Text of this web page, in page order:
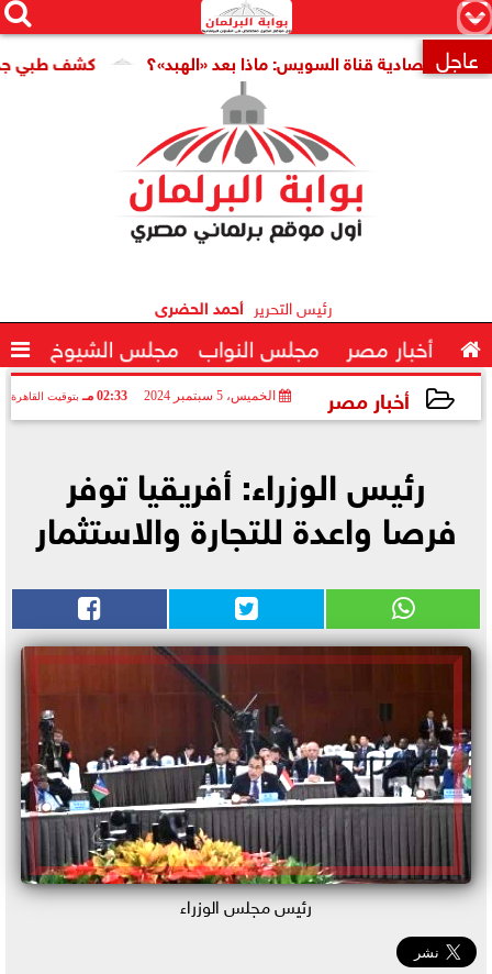
×


 عاجل كشف طبي جديد يمهد قناة السويس: ماذا بعد «الهبد»؟
رئيس التحرير أحمد الحضرى
 أخبار مصر مجلس النواب مجلس الشيوخ 
أخبار مصر الخميس، 5 سبتمبر 2024 02:33 مـ بتوقيت القاهرة
رئيس الوزراء: أفريقيا توفر
فرصا واعدة للتجارة والاستثمار
رئيس مجلس الوزراء